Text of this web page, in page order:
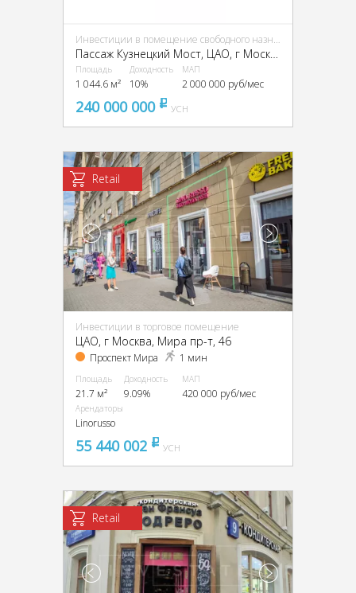
Инвестиции в помещение свободного назначения (ПСН)
Площадь
1 044.6 м²
Доходность
10%
МАП
2 000 000 руб/мес
240 000 000 pуб
УСН
Retail
Инвестиции в торговое помещение
ЦАО, г Москва, Мира пр-т, 46
Проспект Мира 1 мин
Площадь
21.7 м²
Доходность
9.09%
МАП
420 000 руб/мес
Арендаторы
Linorusso
55 440 002 pуб
УСН
Retail